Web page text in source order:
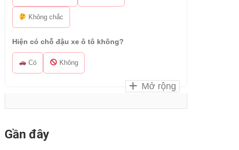
Không chắc
Hiện có chỗ đậu xe ô tô không?
Có Không
Mở rộng
Gần đây